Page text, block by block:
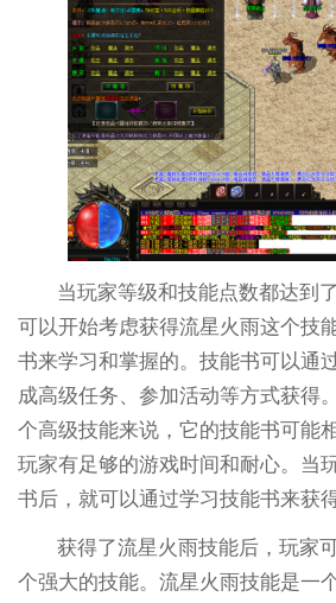
当玩家等级和技能点数都达到
可以开始考虑获得流星火雨这个技
书来学习和掌握的。技能书可以通
成高级任务、参加活动等方式获得
个高级技能来说，它的技能书可能
玩家有足够的游戏时间和耐心。当
书后，就可以通过学习技能书来获
获得了流星火雨技能后，玩家
个强大的技能。流星火雨技能是一